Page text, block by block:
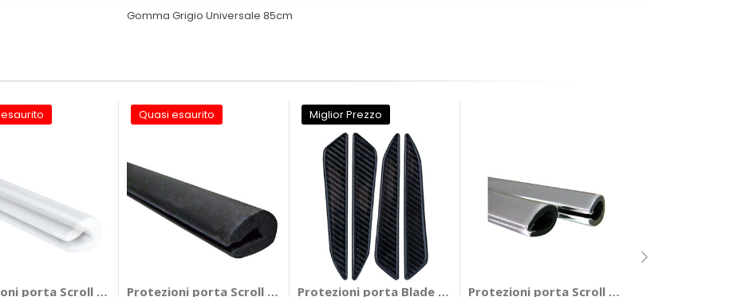
Gomma Grigio Universale 85cm
porta Scroll XXL - BBROS
Quasi esaurito
Protezioni porta Scroll XXL - BBROS
Miglior Prezzo
Protezioni porta Blade - LAMPAProtezioni porta Scroll XL - BBROS